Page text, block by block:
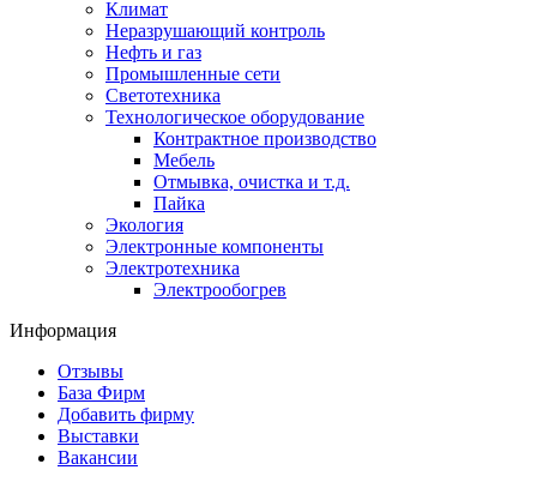
Климат
Неразрушающий контроль
Нефть и газ
Промышленные сети
Светотехника
Технологическое оборудование
Контрактное производство
Мебель
Отмывка, очистка и т.д.
Пайка
Экология
Электронные компоненты
Электротехника
Электрообогрев
Информация
Отзывы
База Фирм
Добавить фирму
Выставки
Вакансии